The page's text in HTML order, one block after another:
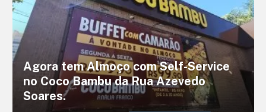
Agora tem Almoço com Self-Service
no Coco Bambu da Rua Azevedo
Soares.